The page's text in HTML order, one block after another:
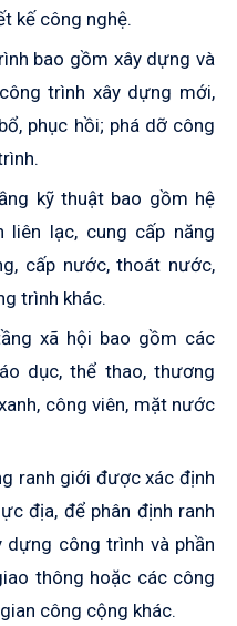
kế công nghệ.
bao gồm xây dựng và
trình xây dựng mới,
phục hồi; phá dỡ công
kỹ thuật bao gồm hệ
lạc, cung cấp năng
cấp nước, thoát nước,
trình khác.
xã hội bao gồm các
dục, thể thao, thương
công viên, mặt nước
ranh giới được xác định
địa, để phân định ranh
công trình và phần
thông hoặc các công
công cộng khác.